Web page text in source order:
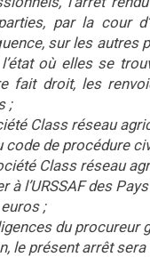
par la cour
sur les autres
où elles se
fait droit, les
;
Class réseau
code de procédure
Class réseau
à l’URSSAF des
;
du procureur
le présent arrêt